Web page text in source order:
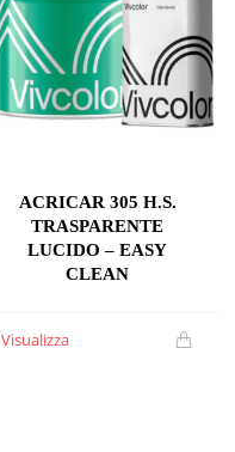
ACRICAR 305 H.S.
TRASPARENTE
LUCIDO – EASY
CLEAN
Visualizza